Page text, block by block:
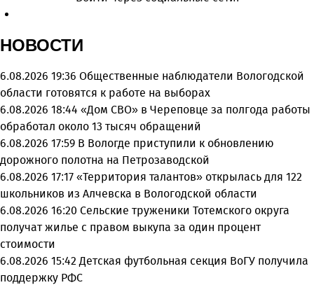
НОВОСТИ
6.08.2026 19:36 Общественные наблюдатели Вологодской
области готовятся к работе на выборах
6.08.2026 18:44 «Дом СВО» в Череповце за полгода работы
обработал около 13 тысяч обращений
6.08.2026 17:59 В Вологде приступили к обновлению
дорожного полотна на Петрозаводской
6.08.2026 17:17 «Территория талантов» открылась для 122
школьников из Алчевска в Вологодской области
6.08.2026 16:20 Сельские труженики Тотемского округа
получат жилье с правом выкупа за один процент
стоимости
6.08.2026 15:42 Детская футбольная секция ВоГУ получила
поддержку РФС